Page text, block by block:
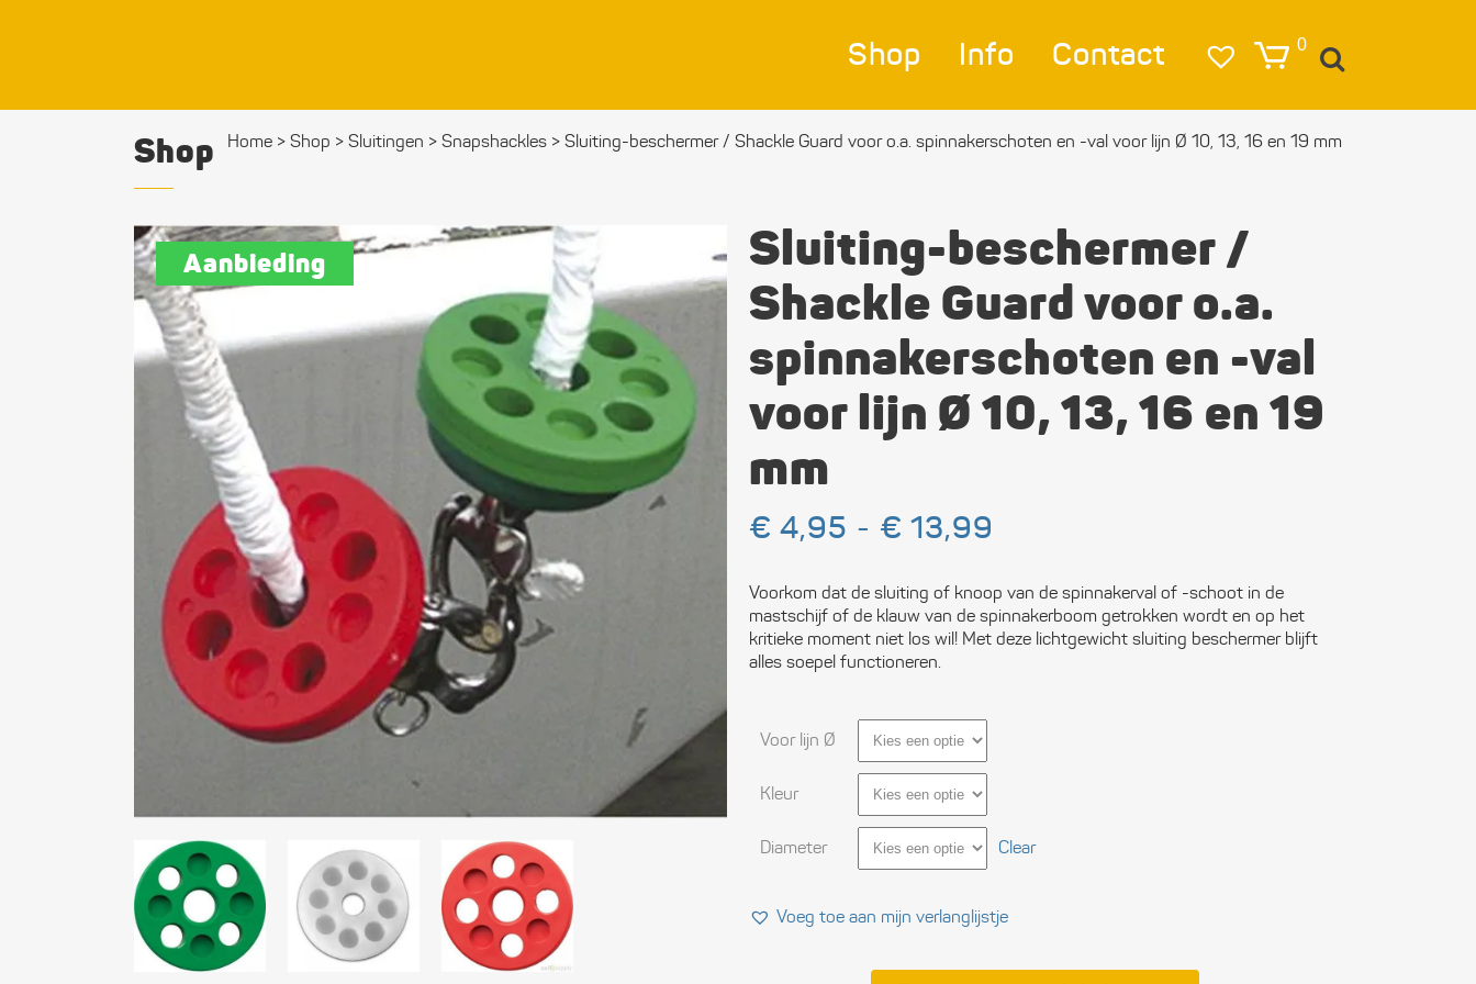
0
Shop
Verlichting
Afmeren & Ankeren
Zeilkleding
Bevestigings­­
materialen
Electronica
Veiligheid
Communicatie
Persoonlijke
uitrusting
Blokken
Info Contact
Shop Home > Shop > Sluitingen > Snapshackles > Sluiting-beschermer / Shackle Guard voor o.a. spinnakerschoten en -val voor lijn Ø 10, 13, 16 en 19 mm
Aanbieding
Sluiting-beschermer /
Shackle Guard voor o.a.
spinnakerschoten en -val
voor lijn Ø 10, 13, 16 en 19
mm
€ 4,95 - € 13,99
€ 13,99
Voorkom dat de sluiting of knoop van de spinnakerval of -schoot in de
mastschijf of de klauw van de spinnakerboom getrokken wordt en op het
kritieke moment niet los wil! Met deze lichtgewicht sluiting beschermer blijft
alles soepel functioneren.
Voor lijn Ø
Kleur
Diameter Clear
Voeg toe aan mijn verlanglijstje